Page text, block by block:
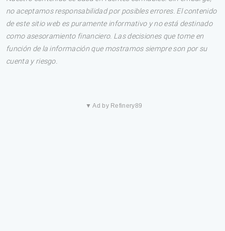
no aceptamos responsabilidad por posibles errores. El contenido
de este sitio web es puramente informativo y no está destinado
como asesoramiento financiero. Las decisiones que tome en
función de la información que mostramos siempre son por su
cuenta y riesgo.
▼ Ad by Refinery89